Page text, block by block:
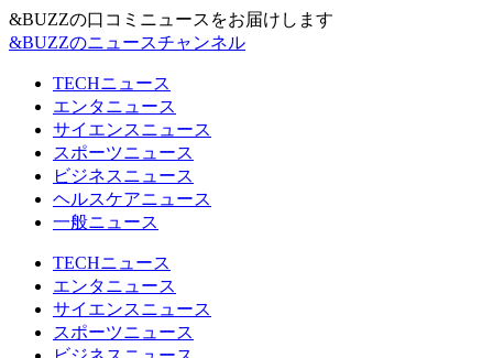
&BUZZの口コミニュースをお届けします
&BUZZのニュースチャンネル
TECHニュース
エンタニュース
サイエンスニュース
スポーツニュース
ビジネスニュース
ヘルスケアニュース
一般ニュース
TECHニュース
エンタニュース
サイエンスニュース
スポーツニュース